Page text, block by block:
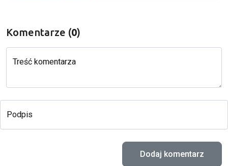
Komentarze (0)
Treść komentarza
Podpis